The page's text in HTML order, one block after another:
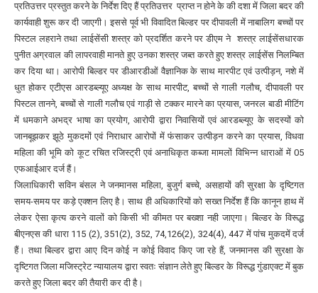
प्रतिउत्तर प्रस्तुत करने के निर्देश दिए हैं प्रतिउत्तर प्राप्त न होने के की दशा में जिला बदर की
कार्यवाही शुरू कर दी जाएगी। इससे पूर्व भी विवादित बिल्डर पर दीपावली में नाबालिग बच्चों पर
पिस्टल लहराने तथा लाईसेंसी शस्त्र को प्रदर्शित करने पर डीएम ने शस्त्र लाईसेंसधारक
पुनीत अग्रवाल की लापरवाही मानते हुए उनका शस्त्र जब्त करते हुए शस्त्र लाईसेंस निलम्बित
कर दिया था। आरोपी बिल्डर पर डीआरडीओं वैज्ञानिक के साथ मारपीट एवं उत्पीड़न, नशे में
धुत होकर एटीएस आरडब्ल्यूए अध्यक्ष के साथ मारपीट, बच्चों से गाली गलौच, दीपावली पर
पिस्टल तानने, बच्चों से गाली गलौच एवं गाड़ी से टक्कर मारने का प्रयास, जनरल बाडी मीटिंग
में धमकाने अभद्र भाषा का प्रयोग, आरोपी द्वारा निवासियों एवं आरडब्ल्यूए के सदस्यों को
जानबूझकर झूठे मुकदमों एवं निराधार आरोपों में फंसाकर उत्पीड़न करने का प्रयास, विधवा
महिला की भूमि को कूट रचित रजिस्ट्री एवं अनाधिकृत कब्जा मामलों विभिन्न धाराओं में 05
एफआईआर दर्ज हैं।
जिलाधिकारी सविन बंसल ने जनमानस महिला, बुजुर्ग बच्चे, असहायों की सुरक्षा के दृष्टिगत
समय-समय पर कड़े एक्शन लिए है। साथ ही अधिकारियों को सख्त निर्देश हैं कि कानून हाथ में
लेकर ऐसा कृत्य करने वालों को किसी भी कीमत पर बख्शा नही जाएगा। बिल्डर के विरूद्ध
बीएनएस की धारा 115 (2), 351(2), 352, 74,126(2), 324(4), 447 में पांच मुकदमें दर्ज
हैं। तथा बिल्डर द्वारा आए दिन कोई न कोई विवाद किए जा रहे हैं, जनमानस की सुरक्षा के
दृष्टिगत जिला मजिस्ट्रेट न्यायालय द्वारा स्वतः संज्ञान लेते हुए बिल्डर के विरूद्ध गुंडाएक्ट में बुक
करते हुए जिला बदर की तैयारी कर दी है।